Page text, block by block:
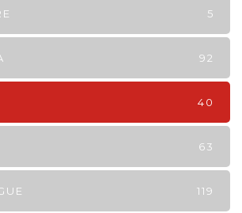
5
92
40
63
119